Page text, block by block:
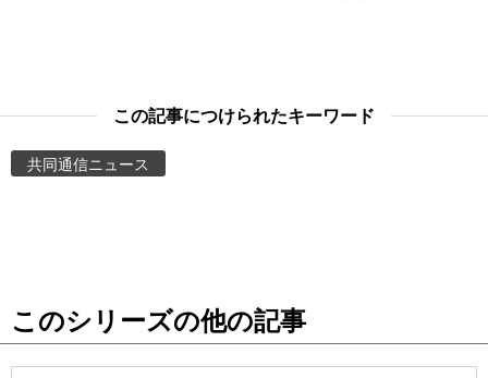
Images
People
公式SNS
この記事につけられたキーワード
共同通信ニュース
このシリーズの他の記事